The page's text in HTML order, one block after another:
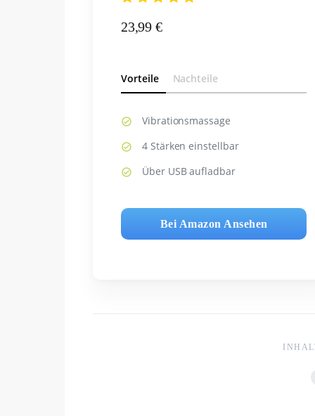
23,99 €
Vorteile Nachteile
Vibrationsmassage
4 Stärken einstellbar
Über USB aufladbar
Bei Amazon Ansehen